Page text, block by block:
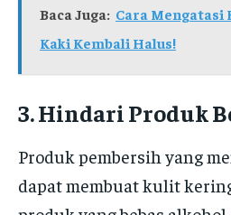
Baca Juga: Cara Mengatasi
Kaki Kembali Halus!
3. Hindari Produk
Produk pembersih yang
dapat membuat kulit